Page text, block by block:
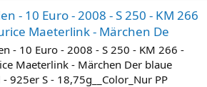
- 10 Euro - 2008 - S 250 - KM 266
Maeterlink - Märchen De
- 10 Euro - 2008 - S 250 - KM 266 -
Maeterlink - Märchen Der blaue
- 925er S - 18,75g__Color_Nur PP